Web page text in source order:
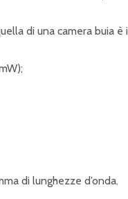
di una camera buia è
di lunghezze d’onda.